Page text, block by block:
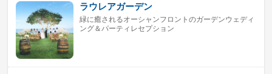
ラウレアガーデン
緑に癒されるオーシャンフロントのガーデンウェディ
ング＆パーティレセプション